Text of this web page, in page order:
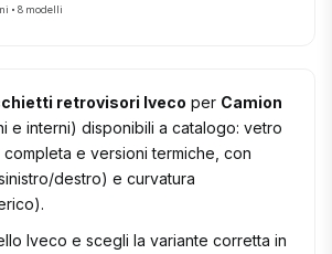
• 8 modelli
retrovisori Iveco per Camion
e interni) disponibili a catalogo: vetro
e versioni termiche, con
destro) e curvatura
Iveco e scegli la variante corretta in